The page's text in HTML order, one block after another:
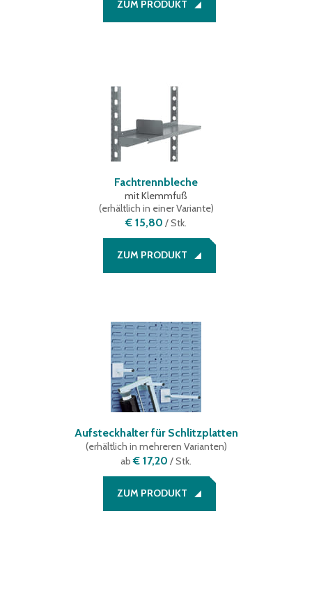
ZUM PRODUKT
Fachtrennbleche
mit Klemmfuß
(erhältlich in einer Variante)
€ 15,80 /Stk.
ZUM PRODUKT
Aufsteckhalter für Schlitzplatten
(erhältlich in mehreren Varianten)
ab€ 17,20 / Stk.
ZUM PRODUKT